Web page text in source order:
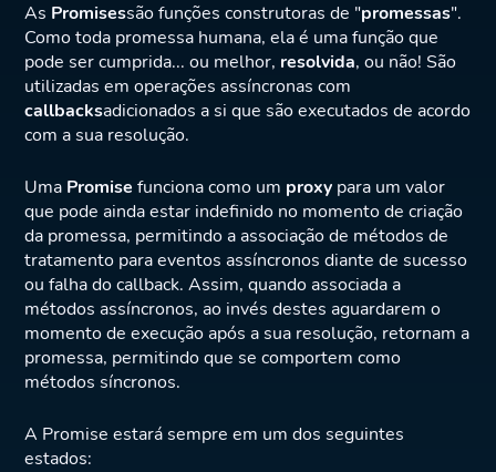
As Promisessão funções construtoras de "promessas".
Como toda promessa humana, ela é uma função que
pode ser cumprida... ou melhor, resolvida, ou não! São
utilizadas em operações assíncronas com
callbacksadicionados a si que são executados de acordo
com a sua resolução.
Uma Promise funciona como um proxy para um valor
que pode ainda estar indefinido no momento de criação
da promessa, permitindo a associação de métodos de
tratamento para eventos assíncronos diante de sucesso
ou falha do callback. Assim, quando associada a
métodos assíncronos, ao invés destes aguardarem o
momento de execução após a sua resolução, retornam a
promessa, permitindo que se comportem como
métodos síncronos.
A Promise estará sempre em um dos seguintes
estados: